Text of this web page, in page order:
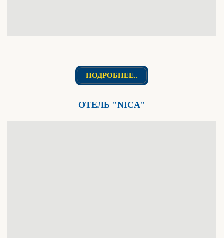
ПОДРОБНЕЕ..
ОТЕЛЬ "NICA"